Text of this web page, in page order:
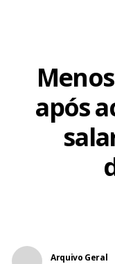
após
Arquivo Geral